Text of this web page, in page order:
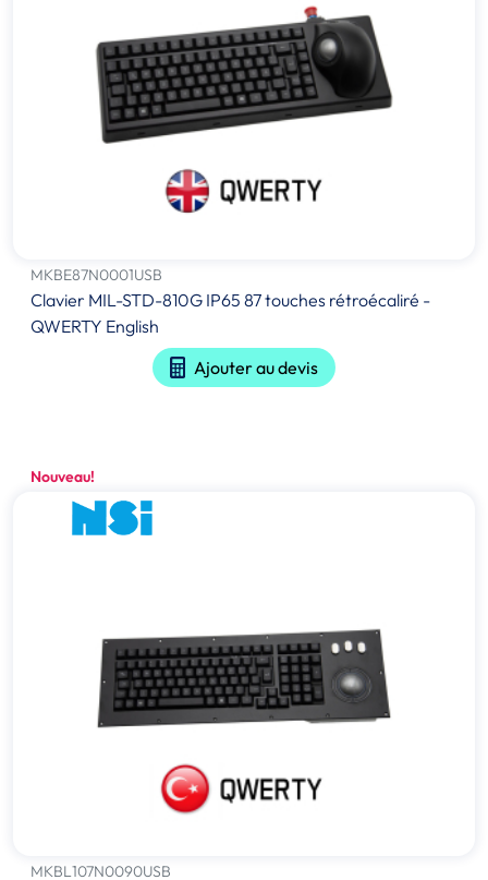
MKBE87N0001USB
Clavier MIL-STD-810G IP65 87 touches rétroécaliré -
QWERTY English
Ajouter au devis
Nouveau!
MKBL107N0090USB